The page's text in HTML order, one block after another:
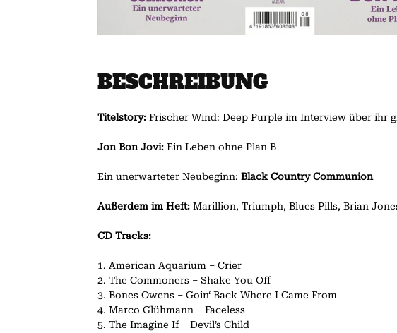
BESCHREIBUNG
Titelstory: Frischer Wind: Deep Purple im Interview über ihr
Jon Bon Jovi: Ein Leben ohne Plan B
Ein unerwarteter Neubeginn: Black Country Communion
Außerdem im Heft: Marillion, Triumph, Blues Pills, Brian
CD Tracks:
1. American Aquarium – Crier
2. The Commoners – Shake You Off
3. Bones Owens – Goin‘ Back Where I Came From
4. Marco Glühmann – Faceless
5. The Imagine If – Devil’s Child